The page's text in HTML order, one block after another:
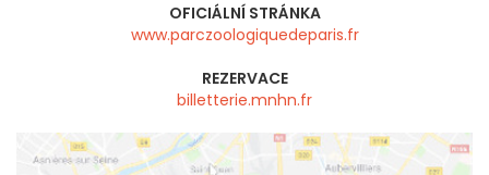
OFICIÁLNÍ STRÁNKA
www.parczoologiquedeparis.fr
REZERVACE
billetterie.mnhn.fr